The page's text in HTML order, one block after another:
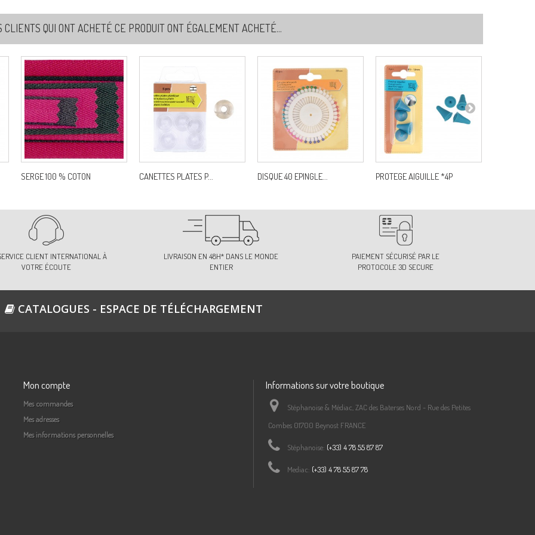
CLIENTS QUI ONT ACHETÉ CE PRODUIT ONT ÉGALEMENT ACHETÉ...
SERGE 100 % COTON CANETTES PLATES P... DISQUE 40 EPINGLE... PROTEGE AIGUILLE *4P
CLIENT INTERNATIONAL À
VOTRE ÉCOUTE
LIVRAISON EN 48H* DANS LE MONDE
ENTIER
PAIEMENT SÉCURISÉ PAR LE
PROTOCOLE 3D SECURE
CATALOGUES - ESPACE DE TÉLÉCHARGEMENT
Mon compte
Mes commandes
Mes adresses
Mes informations personnelles
Informations sur votre boutique
Stéphanoise & Médiac, ZAC des Baterses Nord - Rue des Petites
Combes 01700 Beynost FRANCE
Stéphanoise: (+33) 4 78 55 87 87
Mediac: (+33) 4 78 55 87 78